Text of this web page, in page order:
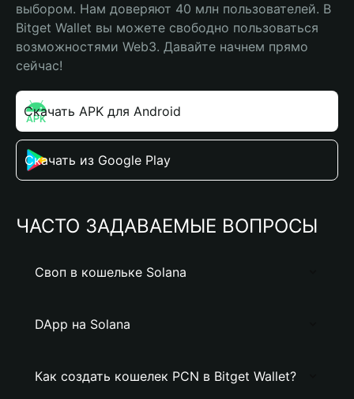
выбором. Нам доверяют 40 млн пользователей. В
Bitget Wallet вы можете свободно пользоваться
возможностями Web3. Давайте начнем прямо
сейчас!
Скачать APK для Android
Скачать из Google Play
ЧАСТО ЗАДАВАЕМЫЕ ВОПРОСЫ
Своп в кошельке Solana
DApp на Solana
Как создать кошелек PCN в Bitget Wallet?